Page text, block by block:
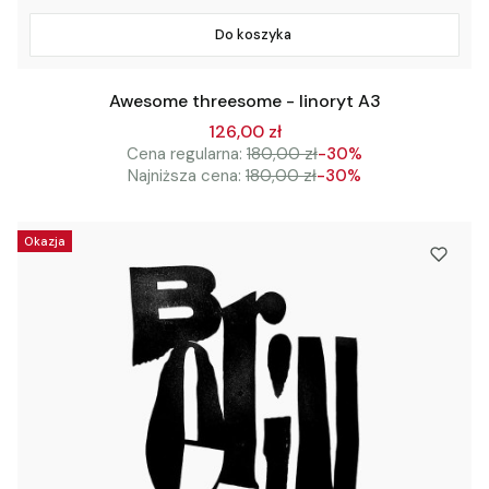
Do koszyka
Awesome threesome - linoryt A3
126,00 zł
Cena regularna: 180,00 zł-30%
Najniższa cena: 180,00 zł-30%
Okazja